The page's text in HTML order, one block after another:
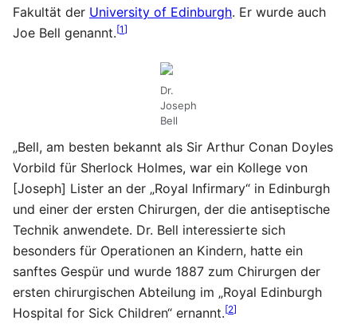
Fakultät der University of Edinburgh. Er wurde auch
Joe Bell genannt.[1]
Dr.
Joseph
Bell
„Bell, am besten bekannt als Sir Arthur Conan Doyles
Vorbild für Sherlock Holmes, war ein Kollege von
[Joseph] Lister an der „Royal Infirmary“ in Edinburgh
und einer der ersten Chirurgen, der die antiseptische
Technik anwendete. Dr. Bell interessierte sich
besonders für Operationen an Kindern, hatte ein
sanftes Gespür und wurde 1887 zum Chirurgen der
ersten chirurgischen Abteilung im „Royal Edinburgh
Hospital for Sick Children“ ernannt.[2]